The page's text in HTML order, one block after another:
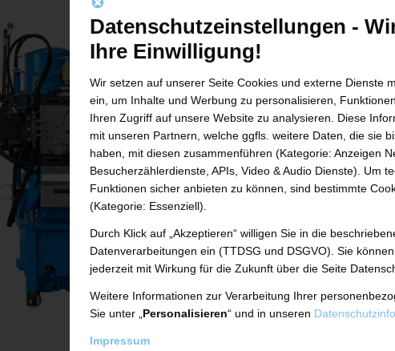
Datenschutzeinstellungen -
Ihre Einwilligung!
Wir setzen auf unserer Seite Cookies und externe Dienste
ein, um Inhalte und Werbung zu personalisieren,
Ihren Zugriff auf unsere Website zu analysieren. Diese
mit unseren Partnern, welche ggfls. weitere Daten, die sie
haben, mit diesen zusammenführen (Kategorie: Anzeigen
Besucherzählerdienste, APIs, Video & Audio Dienste). Um
Funktionen sicher anbieten zu können, sind bestimmte
(Kategorie: Essenziell).
Durch Klick auf „Akzeptieren“ willigen Sie in die
Datenverarbeitungen ein (TTDSG und DSGVO). Sie
jederzeit mit Wirkung für die Zukunft über die Seite
Weitere Informationen zur Verarbeitung Ihrer
Sie unter „ Personalisieren“ und in unseren
Impressum